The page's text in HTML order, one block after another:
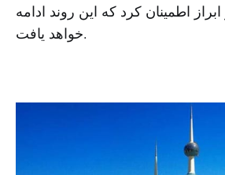
اطمینان کرد که این روند ادامه
خواهد یافت.